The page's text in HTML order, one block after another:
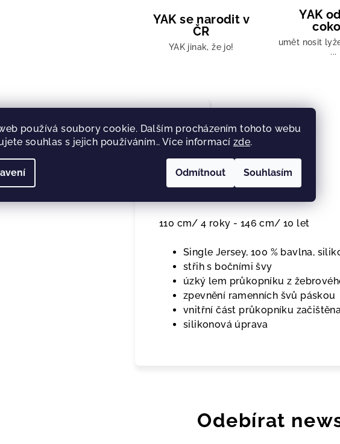
používá soubory cookie. Dalším procházením tohoto webu
souhlas s jejich používáním.. Více informací zde.
Odmítnout Souhlasím
YAK se narodit v
ČR
YAK jinak, že jo!
YAK
umět nosit
...
Detailní popis produktu
110 cm/ 4 roky - 146 cm/ 10 let
Single Jersey, 100 % bavlna,
střih s bočními švy
úzký lem průkopníku z
zpevnění ramenních švů páskou
vnitřní část průkopníku
silikonová úprava
Odebírat